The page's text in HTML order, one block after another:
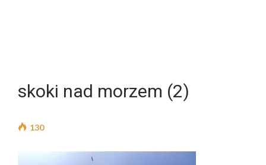
skoki nad morzem (2)
130